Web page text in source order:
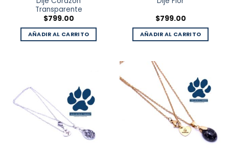
Transparente
$799.00
AÑADIR AL CARRITO
$799.00
AÑADIR AL CARRITO